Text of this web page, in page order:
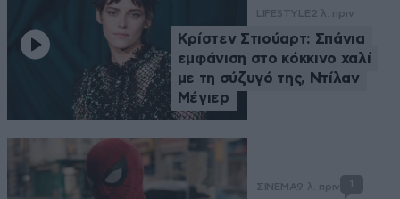
LIFESTYLE 2 λ. πριν
Κρίστεν Στιούαρτ: Σπάνια
εμφάνιση στο κόκκινο χαλί
με τη σύζυγό της, Ντίλαν
Μέγιερ
ΣΙΝΕΜΑ9 λ. πριν 1